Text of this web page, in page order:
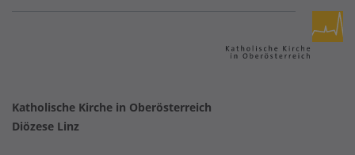
Katholische Kirche in Oberösterreich
Diözese Linz